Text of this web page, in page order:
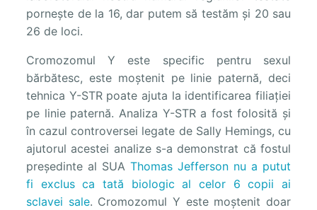
pornește de la 16, dar putem să testăm și 20 sau
26 de loci.
Cromozomul Y este specific pentru sexul
bărbătesc, este moștenit pe linie paternă, deci
tehnica Y-STR poate ajuta la identificarea filiației
pe linie paternă. Analiza Y-STR a fost folosită și
în cazul controversei legate de Sally Hemings, cu
ajutorul acestei analize s-a demonstrat că fostul
președinte al SUA Thomas Jefferson nu a putut
fi exclus ca tată biologic al celor 6 copii ai
sclavei sale. Cromozomul Y este moștenit doar